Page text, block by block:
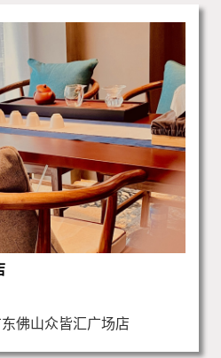
佛山众皆汇广场店